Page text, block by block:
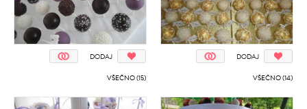
DODAJ
VŠEČNO (15)
DODAJ
VŠEČNO (14)